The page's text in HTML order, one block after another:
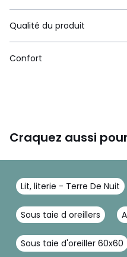
Qualité du produit
Confort
Craquez aussi pour
Lit, literie - Terre De Nuit
Sous taie d oreillers
Sous taie d'oreiller 60x60